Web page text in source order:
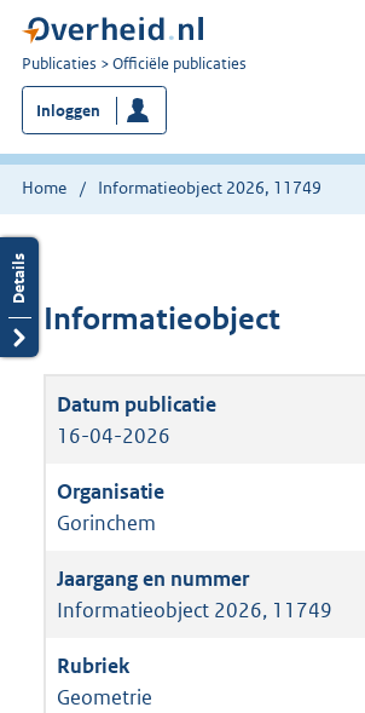
U
bent
nu
hier:
Publicaties Officiële publicaties
Inloggen
Home Informatieobject 2026, 11749
Informatieobject
16-04-2026
Gorinchem
Informatieobject 2026, 11749
Geometrie